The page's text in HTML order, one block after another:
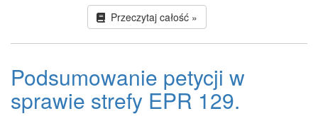
Przeczytaj całość »
Podsumowanie petycji w
sprawie strefy EPR 129.